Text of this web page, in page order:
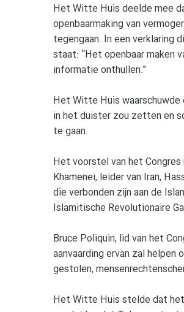
Het Witte Huis deelde mee
openbaarmaking van
tegengaan. In een verklaring
staat: “Het openbaar maken
informatie onthullen.”
Het Witte Huis
in het duister zou zetten en
te gaan.
Het voorstel van het Congres
Khamenei, leider van Iran,
die verbonden zijn aan de
Islamitische Revolutionaire
Bruce Poliquin, lid van het
aanvaarding ervan zal
gestolen,
Het Witte Huis stelde dat het